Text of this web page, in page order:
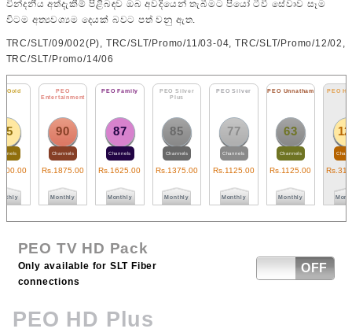
වින්දනීය අත්දැකීම් පිළිබඳව ඔබ අවදියෙන් තැබීමට පියෝ ටීවී සේවාව සෑම
විටම අත්‍යවශ්‍යම දෙයක් බවට පත් වනු ඇත.
TRC/SLT/09/002(P), TRC/SLT/Promo/11/03-04, TRC/SLT/Promo/12/02,
TRC/SLT/Promo/14/06
Gold
.00
PEO
Entertainment
90
Channels
Rs.1875.00
Monthly
PEO Family
87
Channels
Rs.1625.00
Monthly
PEO Silver
Plus
85
Channels
Rs.1375.00
Monthly
PEO Silver
77
Channels
Rs.1125.00
Monthly
PEO Unnatham
63
Channels
Rs.1125.00
Monthly
PEO HD
Rs.
PEO TV HD Pack
Only available for SLT Fiber
connections
OFF
PEO HD Plus